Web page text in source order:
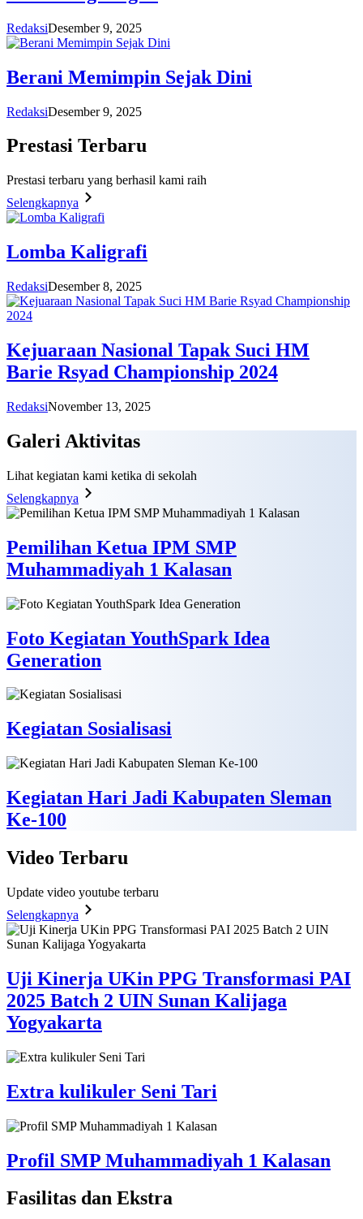
RedaksiDesember 9, 2025
Berani Memimpin Sejak Dini
RedaksiDesember 9, 2025
Prestasi Terbaru
Prestasi terbaru yang berhasil kami raih
Selengkapnya
Lomba Kaligrafi
RedaksiDesember 8, 2025
Kejuaraan Nasional Tapak Suci HM
Barie Rsyad Championship 2024
RedaksiNovember 13, 2025
Galeri Aktivitas
Lihat kegiatan kami ketika di sekolah
Selengkapnya
Pemilihan Ketua IPM SMP
Muhammadiyah 1 Kalasan
Foto Kegiatan YouthSpark Idea
Generation
Kegiatan Sosialisasi
Kegiatan Hari Jadi Kabupaten Sleman
Ke-100
Video Terbaru
Update video youtube terbaru
Selengkapnya
Uji Kinerja UKin PPG Transformasi PAI
2025 Batch 2 UIN Sunan Kalijaga
Yogyakarta
Extra kulikuler Seni Tari
Profil SMP Muhammadiyah 1 Kalasan
Fasilitas dan Ekstra